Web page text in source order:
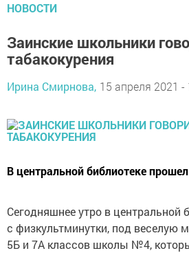
НОВОСТИ
Заинские школьники
табакокурения
Ирина Смирнова, 15 апреля 2021 -
В центральной библиотеке
Сегодняшнее утро в центральной
с физкультминутки, под веселую
5Б и 7А классов школы №4,